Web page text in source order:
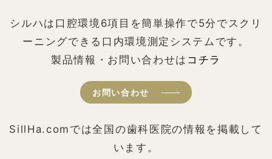
シルハは口腔環境6項目を簡単操作で5分でスクリ
ーニングできる口内環境測定システムです。
製品情報・お問い合わせは コチラ
お問い合わせ
SillHa.comでは全国の歯科医院の情報を掲載して
います。